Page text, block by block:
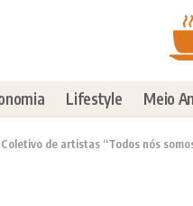
Lifestyle Meio
Coletivo de artistas “Todos nós